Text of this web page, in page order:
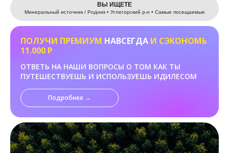
ВЫ ИЩЕТЕ
Минеральный источник / Родник • Углегорский р-н • Самые посещаемые
ПОЛУЧИ ПРЕМИУМ НАВСЕГДА И СЭКОНОМЬ
11.000 Р
ОТВЕТЬ НА НАШИ ВОПРОСЫ О ТОМ КАК ТЫ
ПУТЕШЕСТВУЕШЬ И ИСПОЛЬЗУЕШЬ ИДИЛЕСОМ
Подробнее →